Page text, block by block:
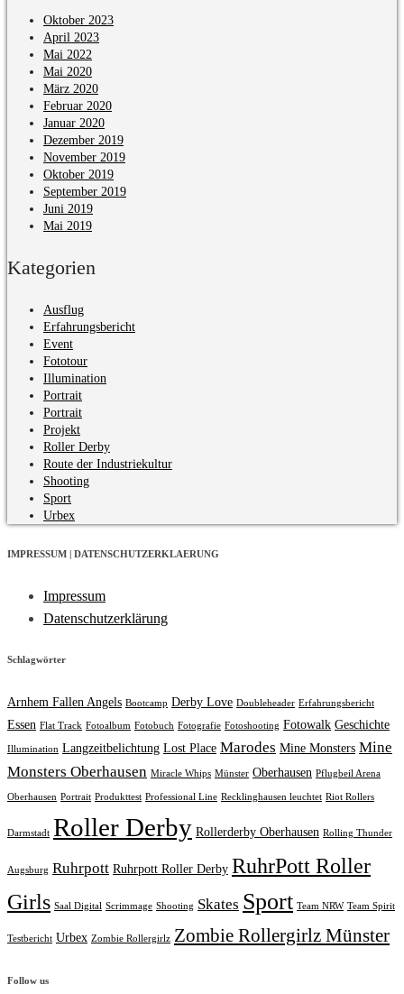
Oktober 2023
April 2023
Mai 2022
Mai 2020
März 2020
Februar 2020
Januar 2020
Dezember 2019
November 2019
Oktober 2019
September 2019
Juni 2019
Mai 2019
Kategorien
Ausflug
Erfahrungsbericht
Event
Fototour
Illumination
Portrait
Portrait
Projekt
Roller Derby
Route der Industriekultur
Shooting
Sport
Urbex
IMPRESSUM | DATENSCHUTZERKLAERUNG
Impressum
Datenschutzerklärung
Schlagwörter
Arnhem Fallen Angels Bootcamp Derby Love Doubleheader Erfahrungsbericht
Essen Flat Track Fotoalbum Fotobuch Fotografie Fotoshooting Fotowalk Geschichte
Illumination Langzeitbelichtung Lost Place Marodes Mine Monsters Mine
Monsters Oberhausen Miracle Whips Münster Oberhausen Pflugbeil Arena
Oberhausen Portrait Produkttest Professional Line Recklinghausen leuchtet Riot Rollers
Darmstadt Roller Derby Rollerderby Oberhausen Rolling Thunder
Augsburg Ruhrpott Ruhrpott Roller Derby RuhrPott Roller
Girls Saal Digital Scrimmage Shooting Skates Sport Team NRW Team Spirit
Testbericht Urbex Zombie Rollergirlz Zombie Rollergirlz Münster
Follow us